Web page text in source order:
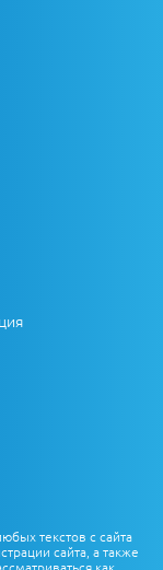
текстов с сайта
сайта, а также
как